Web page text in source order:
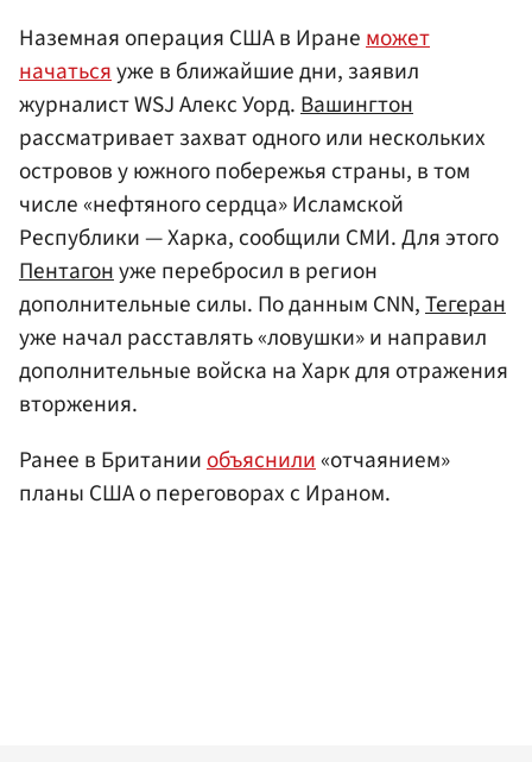
Наземная операция США в Иранеможет
начатьсяуже в ближайшие дни, заявил
журналист WSJ Алекс Уорд.Вашингтон
рассматривает захват одного или нескольких
островов у южного побережья страны, в том
числе «нефтяного сердца» Исламской
Республики — Харка, сообщили СМИ. Для этого
Пентагонуже перебросил в регион
дополнительные силы. По данным CNN,Тегеран
уже начал расставлять «ловушки» и направил
дополнительные войска на Харк для отражения
вторжения.
Ранее в Британииобъяснили«отчаянием»
планы США о переговорах с Ираном.